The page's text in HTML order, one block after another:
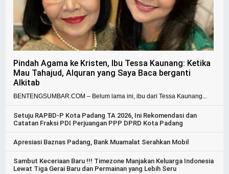
Pindah Agama ke Kristen, Ibu Tessa Kaunang: Ketika
Mau Tahajud, Alquran yang Saya Baca berganti
Alkitab
BENTENGSUMBAR.COM – Belum lama ini, ibu dari Tessa Kaunang...
Setuju RAPBD-P Kota Padang TA 2026, Ini Rekomendasi dan
Catatan Fraksi PDI Perjuangan PPP DPRD Kota Padang
Apresiasi Baznas Padang, Bank Muamalat Serahkan Mobil
Sambut Keceriaan Baru !!! Timezone Manjakan Keluarga Indonesia
Lewat Tiga Gerai Baru dan Permainan yang Lebih Seru